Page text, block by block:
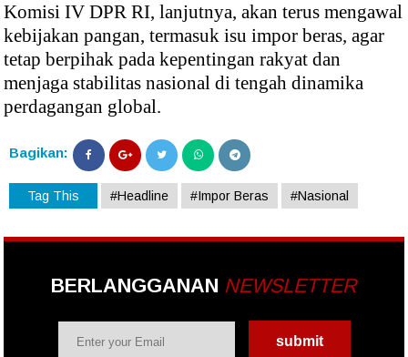
Komisi IV DPR RI, lanjutnya, akan terus mengawal
kebijakan pangan, termasuk isu impor beras, agar
tetap berpihak pada kepentingan rakyat dan
menjaga stabilitas nasional di tengah dinamika
perdagangan global.
Bagikan:
Tag This #Headline #Impor Beras #Nasional
BERLANGGANAN NEWSLETTER